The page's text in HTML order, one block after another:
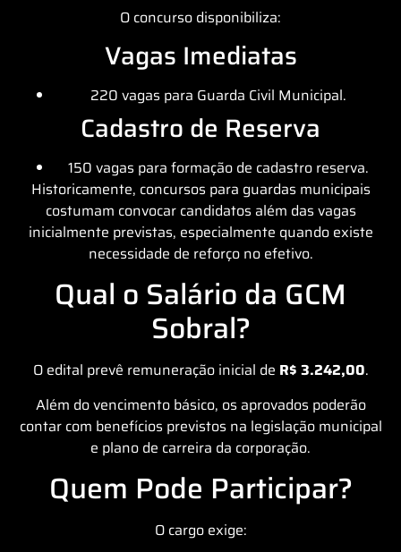
O concurso disponibiliza:
Vagas Imediatas
220 vagas para Guarda Civil Municipal.
Cadastro de Reserva
150 vagas para formação de cadastro reserva.
Historicamente, concursos para guardas municipais
costumam convocar candidatos além das vagas
inicialmente previstas, especialmente quando existe
necessidade de reforço no efetivo.
Qual o Salário da GCM
Sobral?
O edital prevê remuneração inicial de R$ 3.242,00.
Além do vencimento básico, os aprovados poderão
contar com benefícios previstos na legislação municipal
e plano de carreira da corporação.
Quem Pode Participar?
O cargo exige: